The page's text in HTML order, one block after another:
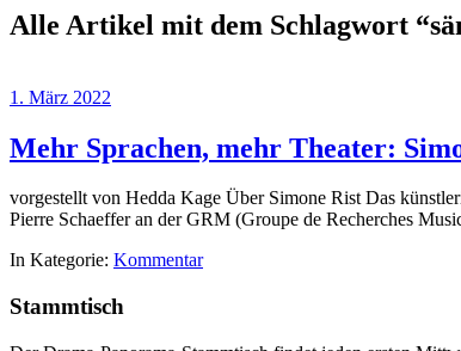
Alle Artikel mit dem Schlagwort “
1. März 2022
Mehr Sprachen, mehr Theater:
vorgestellt von Hedda Kage Über Simone Rist Das
Pierre Schaeffer an der GRM (Groupe de Recherches
In Kategorie: Kommentar
Stammtisch